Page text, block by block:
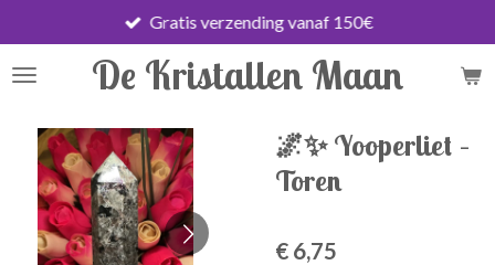
direct
naar
hoofdinhoud
De Kristallen Maan
Gratis verzending vanaf 150€
🌌✨ Yooperliet –
Toren
€ 6,75